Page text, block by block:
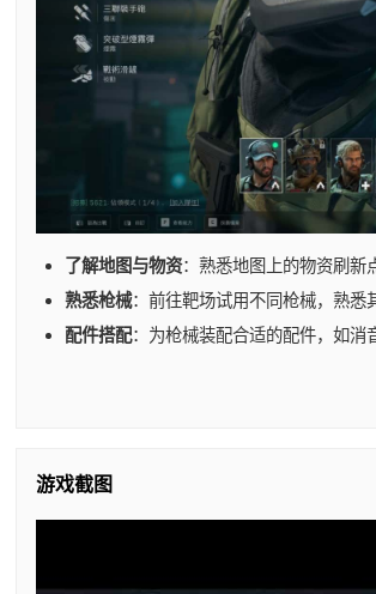
了解地图与物资：熟悉地图上的物资刷新
熟悉枪械：前往靶场试用不同枪械，熟悉
配件搭配：为枪械装配合适的配件，如消
游戏截图